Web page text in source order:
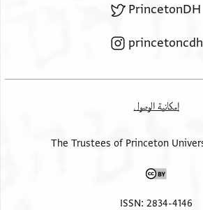
PrincetonDH
princetoncdh
إمكانية الوصول
ISSN: 2834-4146